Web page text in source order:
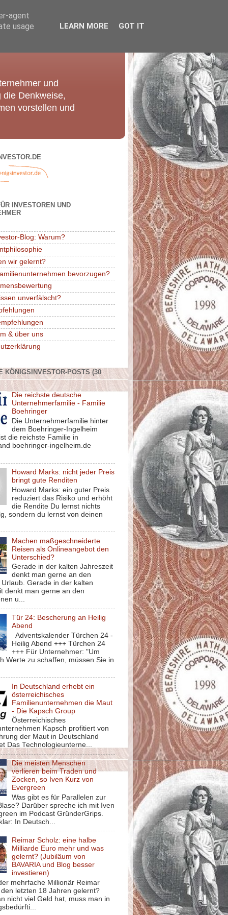
und
die Denkweise,
vorstellen und
INVESTOREN UND
Blog: Warum?
wir gelernt?
bevorzugen?
unverfälscht?
& über uns
KÖNIGSINVESTOR-POSTS (30
Die reichste deutsche
Unternehmerfamilie - Familie
Boehringer
Die Unternehmerfamilie hinter
dem Boehringer-Ingelheim
die reichste Familie in
boehringer-ingelheim.de
Howard Marks: nicht jeder Preis
bringt gute Renditen
Howard Marks: ein guter Preis
reduziert das Risiko und erhöht
die Rendite Du lernst nichts
sondern du lernst von deinen
Machen maßgeschneiderte
Reisen als Onlineangebot den
Unterschied?
Gerade in der kalten Jahreszeit
denkt man gerne an den
Gerade in der kalten
denkt man gerne an den
u...
Tür 24: Bescherung an Heilig
Abend
Adventskalender Türchen 24 -
Heilig Abend +++ Türchen 24
+++ Für Unternehmer: "Um
Werte zu schaffen, müssen Sie in
In Deutschland erhebt ein
österreichisches
Familienunternehmen die Maut
- Die Kapsch Group
Österreichisches
Kapsch profitiert von
der Maut in Deutschland
Das Technologieunterne...
Die meisten Menschen
verlieren beim Traden und
Zocken, so Iven Kurz von
Evergreen
Was gibt es für Parallelen zur
Darüber spreche ich mit Iven
im Podcast GründerGrips.
In Deutsch...
Reimar Scholz: eine halbe
Milliarde Euro mehr und was
gelernt? (Jubiläum von
BAVARIA und Blog besser
investieren)
mehrfache Millionär Reimar
letzten 18 Jahren gelernt?
nicht viel Geld hat, muss man in
agent
usage
LEARN MORE GOT IT